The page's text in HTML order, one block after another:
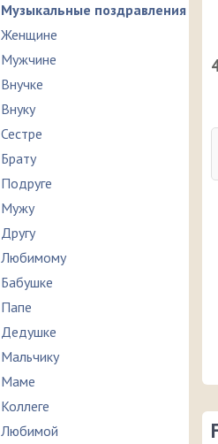
Музыкальные поздравления
Женщине
Мужчине
Внучке
Внуку
Сестре
Брату
Подруге
Мужу
Другу
Любимому
Бабушке
Папе
Дедушке
Мальчику
Маме
Коллеге
Любимой